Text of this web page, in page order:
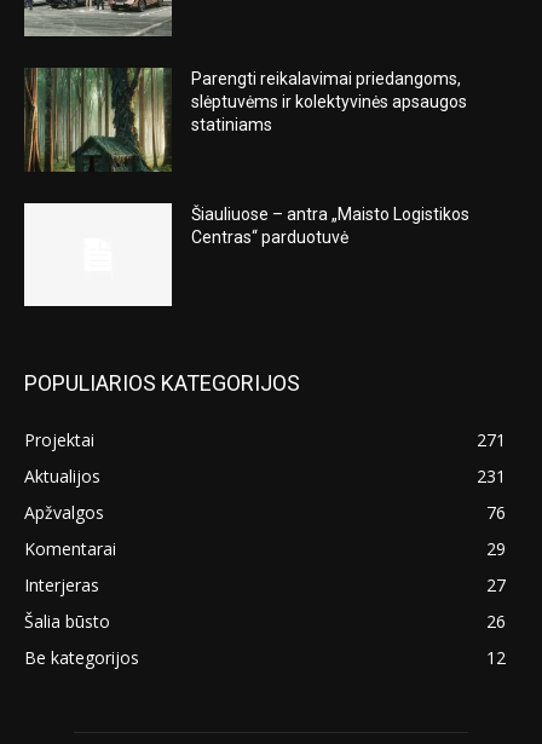
Parengti reikalavimai priedangoms,
slėptuvėms ir kolektyvinės apsaugos
statiniams
Šiauliuose – antra „Maisto Logistikos
Centras“ parduotuvė
POPULIARIOS KATEGORIJOS
Projektai
271
Aktualijos
231
Apžvalgos
76
Komentarai
29
Interjeras
27
Šalia būsto
26
Be kategorijos
12